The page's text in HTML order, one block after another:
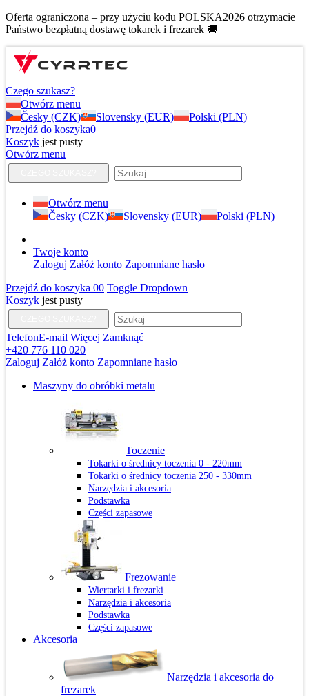
Oferta ograniczona – przy użyciu kodu POLSKA2026 otrzymacie
Państwo bezpłatną dostawę tokarek i frezarek 🚚
Czego szukasz?
Otwórz menu
Česky (CZK)
Slovensky (EUR)
Polski (PLN)
Przejdź do koszyka0
Koszyk jest pusty
Otwórz menu
Otwórz menu
Česky (CZK)
Slovensky (EUR) Polski (PLN)
Twoje konto
Zaloguj Załóż konto Zapomniane hasło
Przejdź do koszyka 00 Toggle Dropdown
Koszyk jest pusty
TelefonE-mail Więcej Zamknąć
+420 776 110 020
Zaloguj Załóż konto Zapomniane hasło
Maszyny do obróbki metalu
Toczenie
Tokarki o średnicy toczenia 0 - 220mm
Tokarki o średnicy toczenia 250 - 330mm
Narzędzia i akcesoria
Podstawka
Części zapasowe
Frezowanie
Wiertarki i frezarki
Narzędzia i akcesoria
Podstawka
Części zapasowe
Akcesoria
Narzędzia i akcesoria do
frezarek